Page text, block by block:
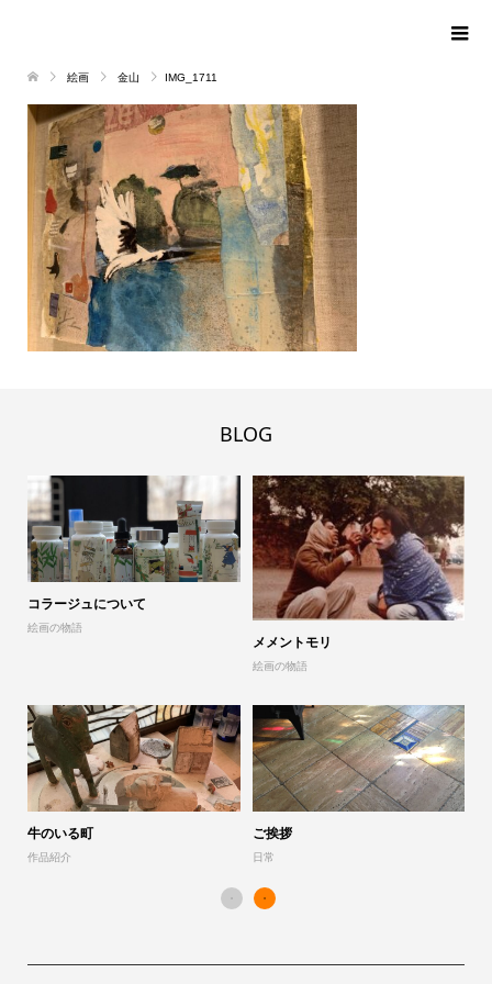
絵画 金山 IMG_1711
BLOG
コラージュについて
絵画の物語
メメントモリ
絵画の物語
牛のいる町
作品紹介
ご挨拶
日常